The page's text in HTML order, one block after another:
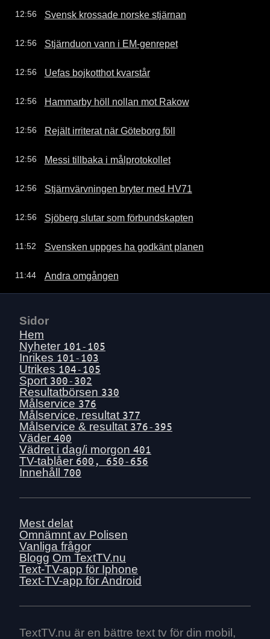
12:56 Svensk krossade norske stjärnan
12:56 Stjärnduon vann i EM-genrepet
12:56 Uefas bojkotthot kvarstår
12:56 Hammarby höll nollan mot Rakow
12:56 Rejält irriterat när Göteborg föll
12:56 Messi tillbaka i målprotokollet
12:56 Stjärnvärvningen bryter med HV71
12:56 Sjöberg slutar som förbundskapten
11:52 Svensken uppges ha godkänt planen
11:44 Andra omgången
Sidor
Hem
Nyheter 101-105
Inrikes 101-103
Utrikes 104-105
Sport 300-302
Resultatbörsen 330
Målservice 376
Målservice, resultat 377
Målservice & resultat 376-395
Väder 400
Vädret i dag/i morgon 401
TV-tablåer 600, 650-656
Innehåll 700
Mest delat
Omnämnt av Polisen
Vanliga frågor
Blogg Om TextTV.nu
Text-TV-app för Iphone
Text-TV-app för Android
TextTV.nu är en bättre text tv för din mobil,